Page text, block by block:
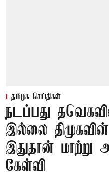
தமிழக செய்திகள்
நடப்பது
இல்லை
இதுதான் மாற்று
கேள்வி